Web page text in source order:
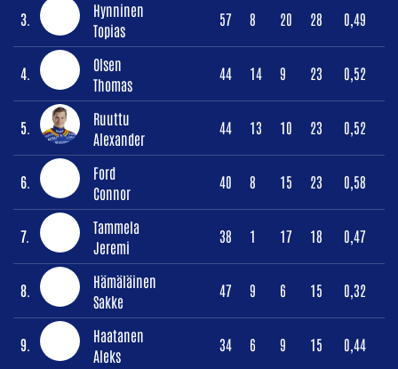
3.
Hynninen
Topias
57 8 20 28 0,49
4.
Olsen
Thomas
44 14 9 23 0,52
5.
Ruuttu
Alexander
44 13 10 23 0,52
6.
Ford
Connor
40 8 15 23 0,58
7.
Tammela
Jeremi
38 1 17 18 0,47
8.
Hämäläinen
Sakke
47 9 6 15 0,32
9.
Haatanen
Aleks
34 6 9 15 0,44